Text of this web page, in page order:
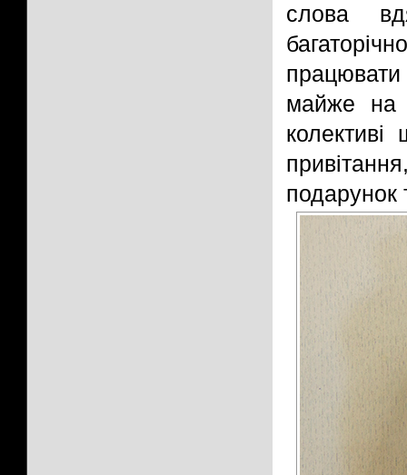
слова
майже на
подарунок